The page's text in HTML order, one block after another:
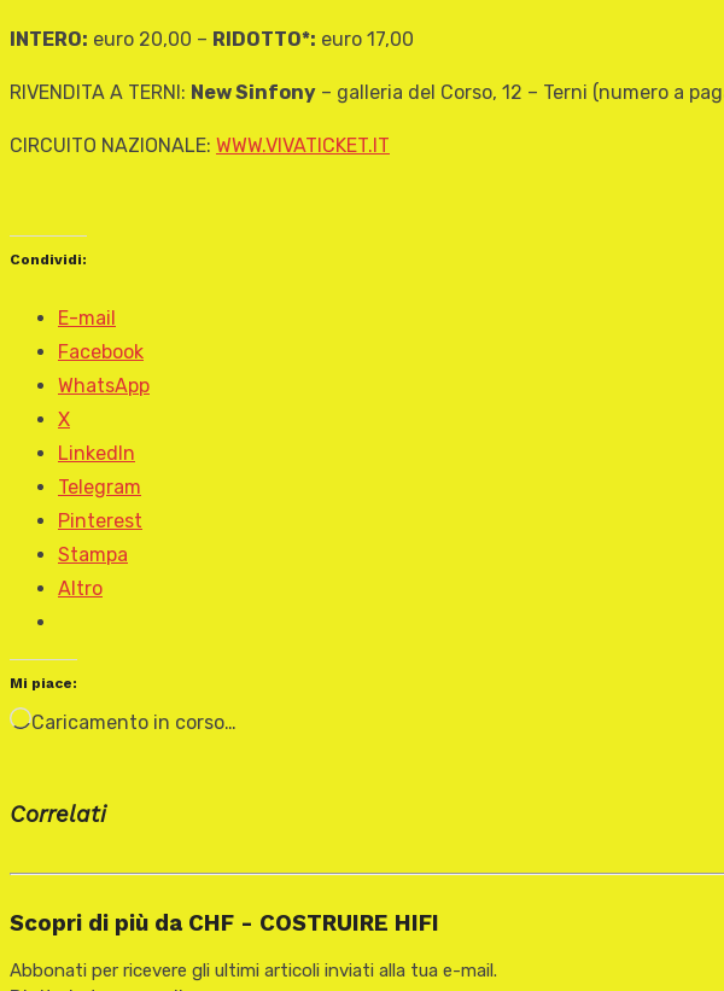
INTERO: euro 20,00 – RIDOTTO*: euro 17,00
RIVENDITA A TERNI: New Sinfony – galleria del Corso, 12 – Terni (numero a
CIRCUITO NAZIONALE: WWW.VIVATICKET.IT
Condividi:
E-mail
Facebook
WhatsApp
X
LinkedIn
Telegram
Pinterest
Stampa
Altro
Mi piace:
Caricamento in corso…
Correlati
Scopri di più da CHF - COSTRUIRE HIFI
Abbonati per ricevere gli ultimi articoli inviati alla tua e-mail.